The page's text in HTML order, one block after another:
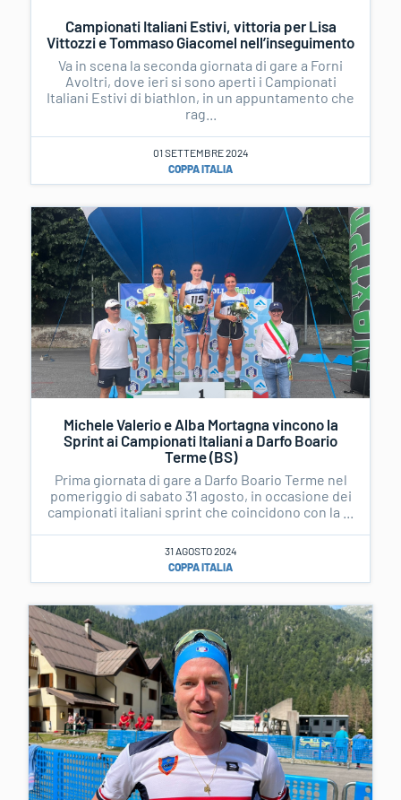
Campionati Italiani Estivi, vittoria per Lisa
Vittozzi e Tommaso Giacomel nell’inseguimento
Va in scena la seconda giornata di gare a Forni
Avoltri, dove ieri si sono aperti i Campionati
Italiani Estivi di biathlon, in un appuntamento che
rag...
01 SETTEMBRE 2024
COPPA ITALIA
Michele Valerio e Alba Mortagna vincono la
Sprint ai Campionati Italiani a Darfo Boario
Terme (BS)
Prima giornata di gare a Darfo Boario Terme nel
pomeriggio di sabato 31 agosto, in occasione dei
campionati italiani sprint che coincidono con la ...
31 AGOSTO 2024
COPPA ITALIA